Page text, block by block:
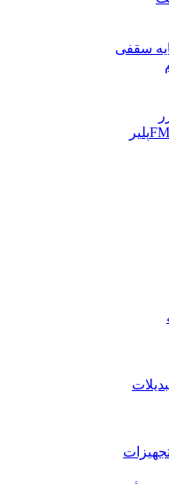
سقفی
تجهیزات